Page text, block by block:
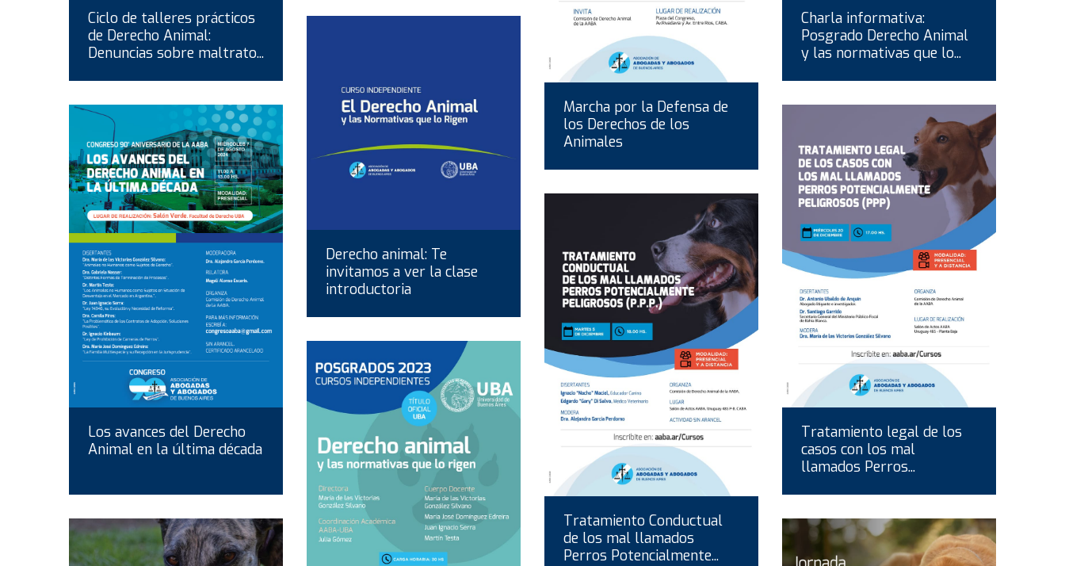
Ciclo de talleres prácticos
de Derecho Animal:
Denuncias sobre maltrato...
Marcha por la Defensa de
los Derechos de los
Animales
Charla informativa:
Posgrado Derecho Animal
y las normativas que lo...
Derecho animal: Te
invitamos a ver la clase
introductoria
Los avances del Derecho
Animal en la última década
Tratamiento legal de los
casos con los mal
llamados Perros...
Tratamiento Conductual
de los mal llamados
Perros Potencialmente...